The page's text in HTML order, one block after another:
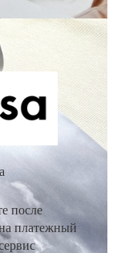
после
платежный